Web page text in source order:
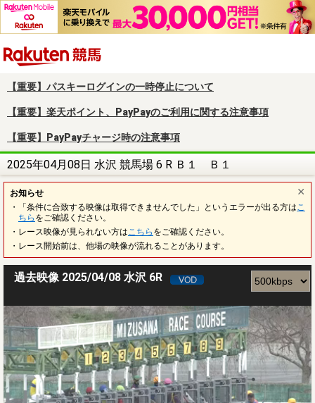
【重要】パスキーログインの一時停止について
【重要】楽天ポイント、PayPayのご利用に関する注意事項
【重要】PayPayチャージ時の注意事項
2025年04月08日 水沢 競馬場 6 R Ｂ１ Ｂ１
お知らせ
・「条件に合致する映像は取得できませんでした」というエラーが出る方は こ
ちら をご確認ください。
・レース映像が見られない方は こちら をご確認ください。
・レース開始前は、他場の映像が流れることがあります。
過去映像 2025/04/08 水沢 6R